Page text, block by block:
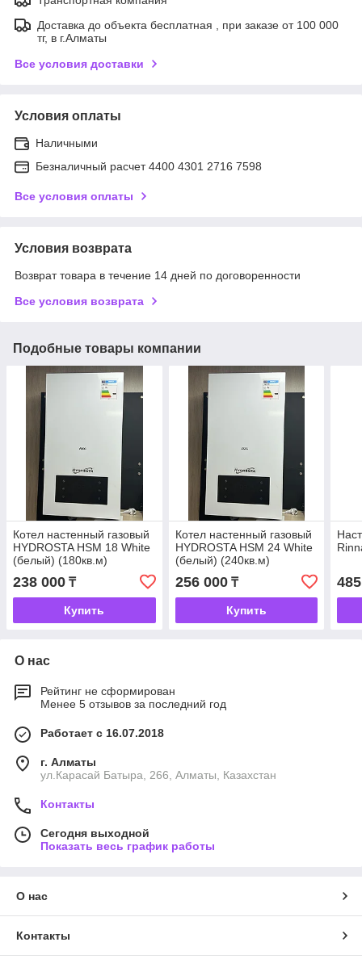
Доставка до объекта бесплатная , при заказе от 100 000
тг, в г.Алматы
Все условия доставки
Условия оплаты
Наличными
Безналичный расчет 4400 4301 2716 7598
Все условия оплаты
Условия возврата
Возврат товара в течение 14 дней по договоренности
Все условия возврата
Подобные товары компании
Котел настенный газовый
HYDROSTA HSМ 18 White
(белый) (180кв.м)
238 000 ₸
Купить
Котел настенный газовый
HYDROSTA HSМ 24 White
(белый) (240кв.м)
256 000₸
Купить
О нас
Рейтинг не сформирован
Менее 5 отзывов за последний год
Работает с 16.07.2018
г. Алматы
ул.Карасай Батыра, 266, Алматы, Казахстан
Контакты
Сегодня выходной
Показать весь график работы
О нас
Контакты